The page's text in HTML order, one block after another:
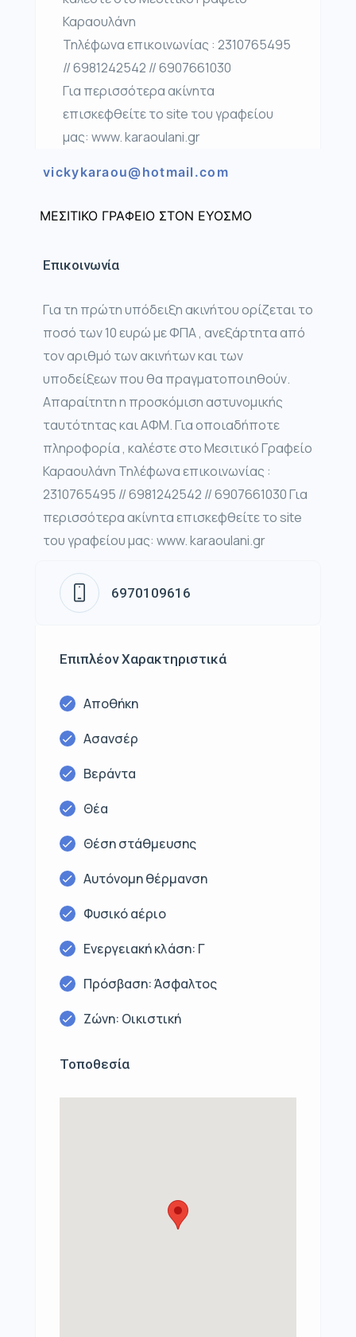
Καραουλάνη
Τηλέφωνα επικοινωνίας : 2310765495
// 6981242542 // 6907661030
Για περισσότερα ακίνητα
επισκεφθείτε το site του γραφείου
μας: www. karaoulani.gr
vickykaraou@hotmail.com
ΜΕΣΙΤΙΚΟ ΓΡΑΦΕΙΟ ΣΤΟΝ ΕΥΟΣΜΟ
Επικοινωνία
Για τη πρώτη υπόδειξη ακινήτου ορίζεται το
ποσό των 10 ευρώ με ΦΠΑ , ανεξάρτητα από
τον αριθμό των ακινήτων και των
υποδείξεων που θα πραγματοποιηθούν.
Απαραίτητη η προσκόμιση αστυνομικής
ταυτότητας και ΑΦΜ. Για οποιαδήποτε
πληροφορία , καλέστε στο Μεσιτικό Γραφείο
Καραουλάνη Τηλέφωνα επικοινωνίας :
2310765495 // 6981242542 // 6907661030 Για
περισσότερα ακίνητα επισκεφθείτε το site
του γραφείου μας: www. karaoulani.gr
6970109616
Επιπλέον Χαρακτηριστικά
Αποθήκη
Ασανσέρ
Βεράντα
Θέα
Θέση στάθμευσης
Αυτόνομη θέρμανση
Φυσικό αέριο
Ενεργειακή κλάση: Γ
Πρόσβαση: Άσφαλτος
Ζώνη: Οικιστική
Τοποθεσία